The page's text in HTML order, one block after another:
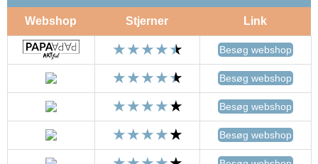
Webshop Stjerner Link
Besøg webshop
Besøg webshop
Besøg webshop
Besøg webshop